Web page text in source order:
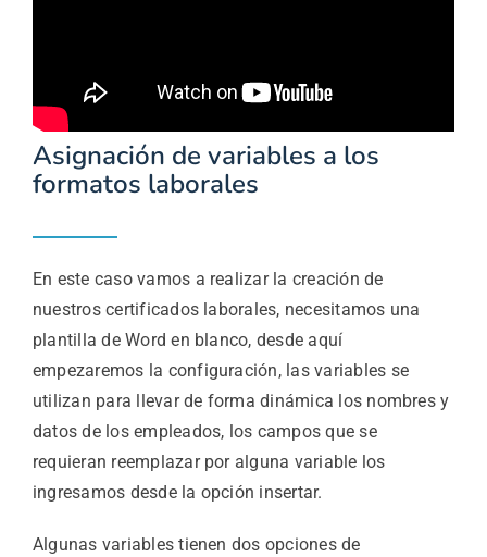
Asignación de variables a los
formatos laborales
En este caso vamos a realizar la creación de
nuestros certificados laborales, necesitamos una
plantilla de Word en blanco, desde aquí
empezaremos la configuración, las variables se
utilizan para llevar de forma dinámica los nombres y
datos de los empleados, los campos que se
requieran reemplazar por alguna variable los
ingresamos desde la opción insertar.
Algunas variables tienen dos opciones de